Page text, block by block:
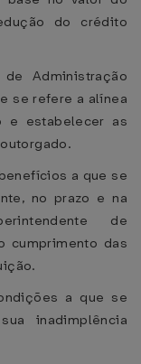
do crédito
Administração
se refere a alínea
estabelecer as
a que se
no prazo e na
de
cumprimento das
a que se
inadimplência